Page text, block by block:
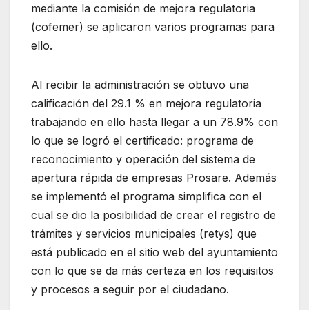
mediante la comisión de mejora regulatoria
(cofemer) se aplicaron varios programas para
ello.
Al recibir la administración se obtuvo una
calificación del 29.1 % en mejora regulatoria
trabajando en ello hasta llegar a un 78.9% con
lo que se logró el certificado: programa de
reconocimiento y operación del sistema de
apertura rápida de empresas Prosare. Además
se implementó el programa simplifica con el
cual se dio la posibilidad de crear el registro de
trámites y servicios municipales (retys) que
está publicado en el sitio web del ayuntamiento
con lo que se da más certeza en los requisitos
y procesos a seguir por el ciudadano.